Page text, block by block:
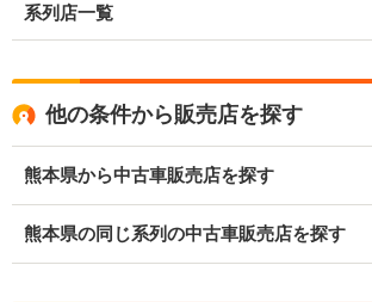
系列店一覧
他の条件から販売店を探す
熊本県から中古車販売店を探す
熊本県の同じ系列の中古車販売店を探す